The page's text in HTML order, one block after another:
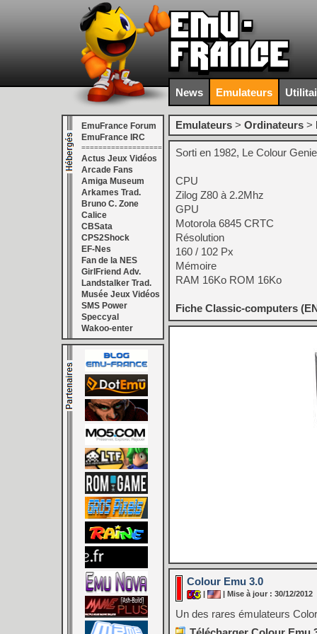
News Emulateurs
EmuFrance Forum
EmuFrance IRC
===================
Actus Jeux Vidéos
Arcade Fans
Amiga Museum
Arkames Trad.
Bruno C. Zone
Calice
CBSata
CPS2Shock
EF-Nes
Fan de la NES
GirlFriend Adv.
Landstalker Trad.
Musée Jeux Vidéos
SMS Power
Speccyal
Wakoo-enter
Emulateurs > Ordinateurs >
Sorti en 1982, Le Colour
CPU
Zilog Z80 à 2.2Mhz
GPU
Motorola 6845 CRTC
Résolution
160 / 102 Px
Mémoire
RAM 16Ko ROM 16Ko
Fiche Classic-computers
Colour Emu 3.0
| | Mise à jour : 30/12/2012
Un des rares émulateurs